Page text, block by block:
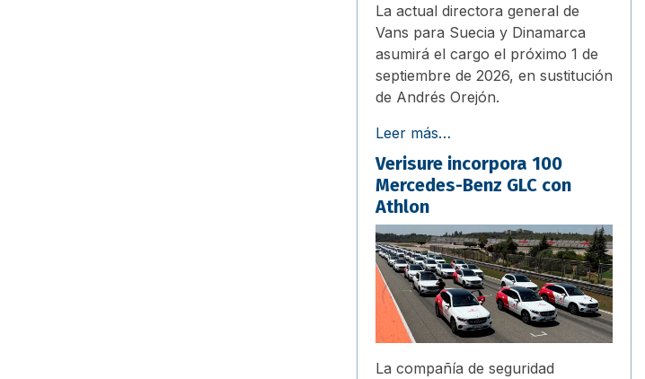
La actual directora general de
Vans para Suecia y Dinamarca
asumirá el cargo el próximo 1 de
septiembre de 2026, en sustitución
de Andrés Orejón.
Leer más…
Verisure incorpora 100
Mercedes-Benz GLC con
Athlon
La compañía de seguridad